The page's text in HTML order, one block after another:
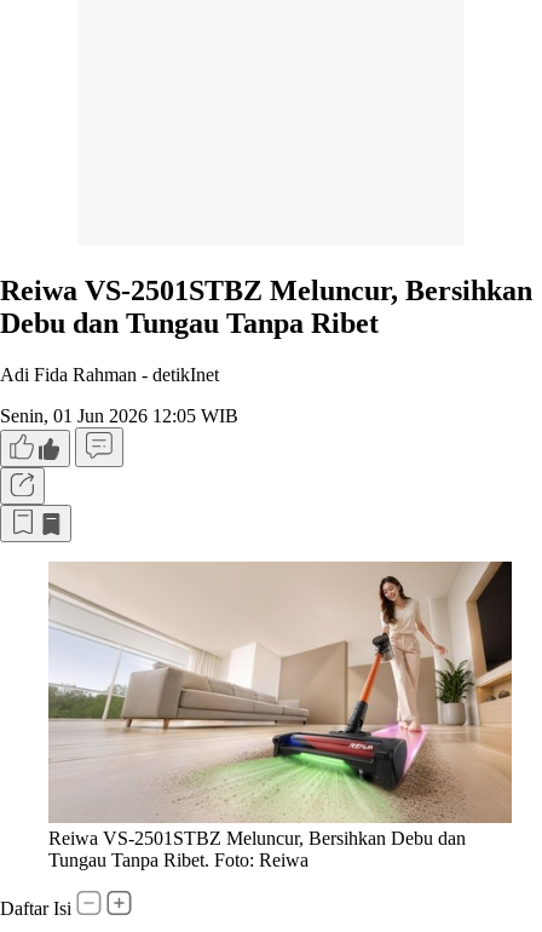
Reiwa VS-2501STBZ Meluncur, Bersihkan
Debu dan Tungau Tanpa Ribet
Adi Fida Rahman - detikInet
Senin, 01 Jun 2026 12:05 WIB
Reiwa VS-2501STBZ Meluncur, Bersihkan Debu dan
Tungau Tanpa Ribet. Foto: Reiwa
Daftar Isi